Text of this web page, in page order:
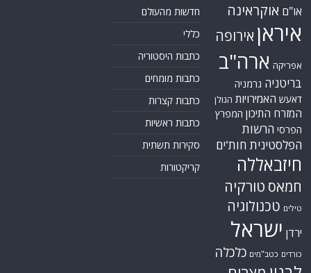
או"ם אוקראינה
איראן אירופה
אפריקה ארה"ב
בריטניה גרמניה
דאעש האמירויות הגולן
המזרח התיכון המפרץ
הפרסי הרשות
הפלסטינית חות'ים
חיזבאללה
חמאס טורקיה
טילים טכנולוגיה
ירדן ישראל
כורדים כטב"מים כלכלה
חדשות מהעולם
כללי
כתבות היסטוריה
כתבות מומחים
כתבות קצרות
כתבות ראשיות
סקירות תשתית
קריקטורות